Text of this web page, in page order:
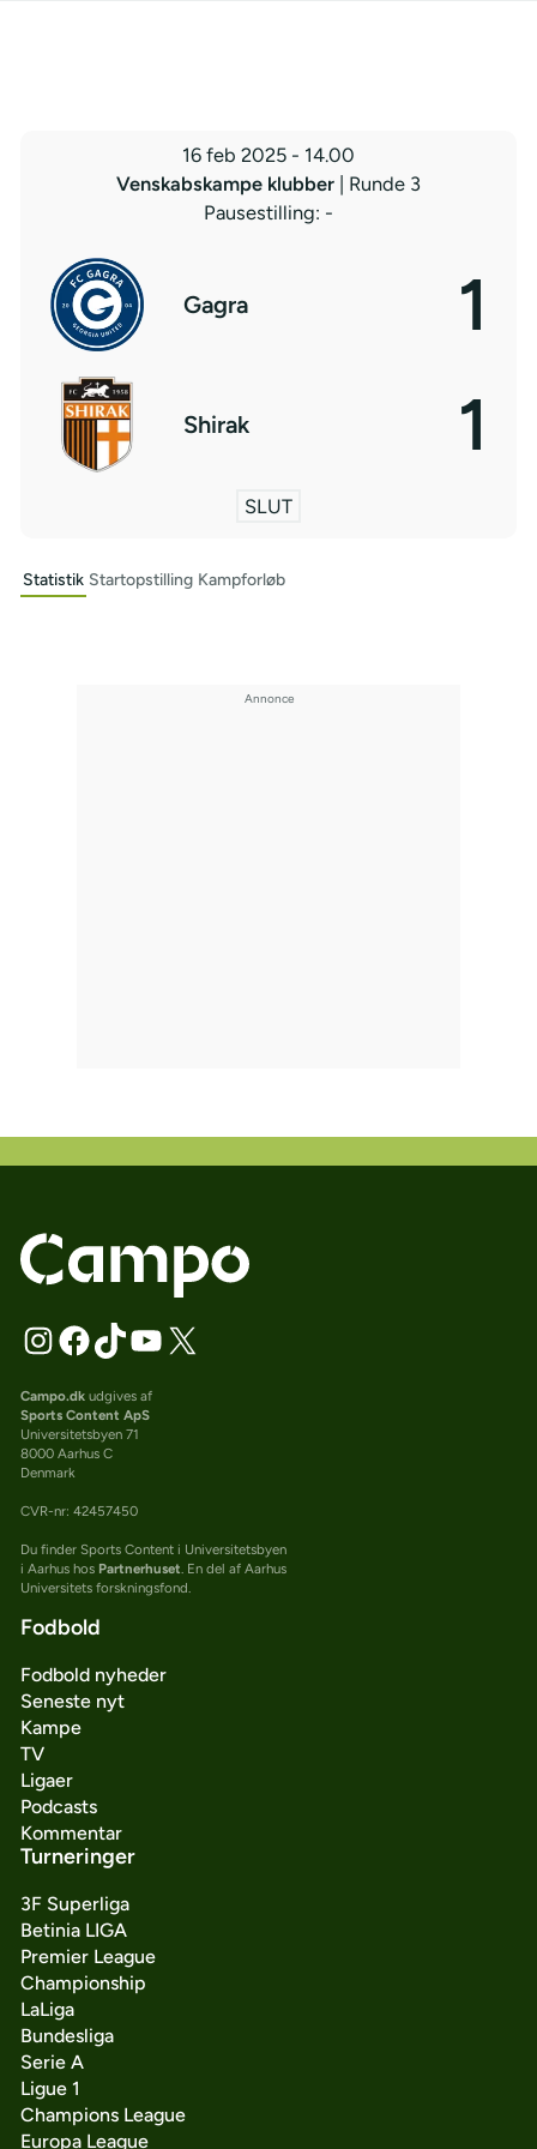
16 feb 2025 - 14.00
Venskabskampe klubber
| Runde 3
Pausestilling: -
Gagra 1
Shirak 1
SLUT
Statistik Startopstilling Kampforløb
Campo.dkudgives af
Sports Content ApS
Universitetsbyen 71
8000 Aarhus C
Denmark
CVR-nr: 42457450
Du finder Sports Content i Universitetsbyen
i Aarhus hos Partnerhuset. En del af Aarhus
Universitets forskningsfond.
Fodbold
Fodbold nyheder
Seneste nyt
Kampe
TV
Ligaer
Podcasts
Kommentar
Turneringer
3F Superliga
Betinia LIGA
Premier League
Championship
LaLiga
Bundesliga
Serie A
Ligue 1
Champions League
Europa League